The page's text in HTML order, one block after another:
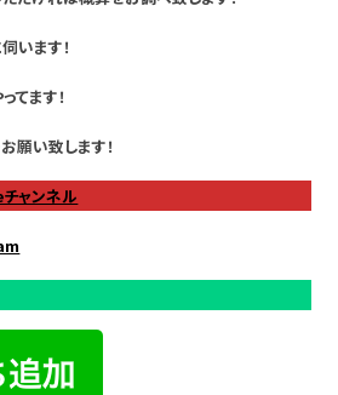
います！
ます！
願い致します！
ャンネル